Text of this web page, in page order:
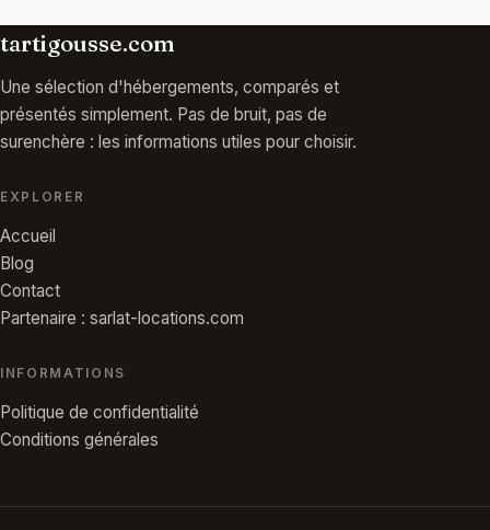
tartigousse.com
Une sélection d'hébergements, comparés et
présentés simplement. Pas de bruit, pas de
surenchère : les informations utiles pour choisir.
EXPLORER
Accueil
Blog
Contact
Partenaire : sarlat-locations.com
INFORMATIONS
Politique de confidentialité
Conditions générales